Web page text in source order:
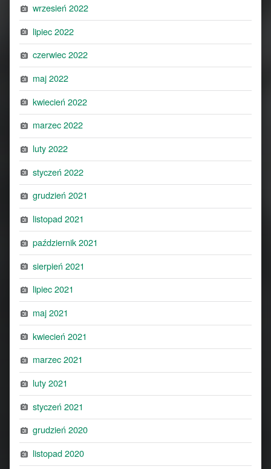
wrzesień 2022
lipiec 2022
czerwiec 2022
maj 2022
kwiecień 2022
marzec 2022
luty 2022
styczeń 2022
grudzień 2021
listopad 2021
październik 2021
sierpień 2021
lipiec 2021
maj 2021
kwiecień 2021
marzec 2021
luty 2021
styczeń 2021
grudzień 2020
listopad 2020